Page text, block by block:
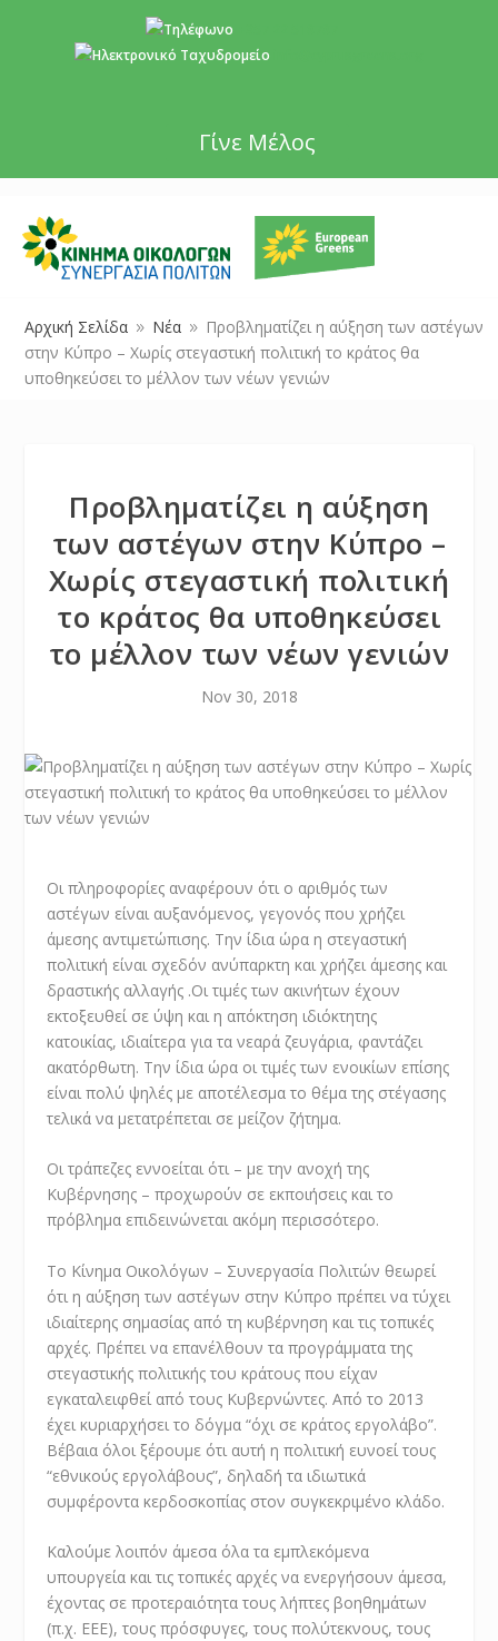
Γίνε Μέλος
Αρχική Σελίδα 9 Νέα 9
Προβληματίζει η αύξηση των αστέγων
στην Κύπρο – Χωρίς στεγαστική πολιτική το κράτος θα
υποθηκεύσει το μέλλον των νέων γενιών
Προβληματίζει η αύξηση
των αστέγων στην Κύπρο –
Χωρίς στεγαστική πολιτική
το κράτος θα υποθηκεύσει
το μέλλον των νέων γενιών
Nov 30, 2018
Οι πληροφορίες αναφέρουν ότι ο αριθμός των
αστέγων είναι αυξανόμενος, γεγονός που χρήζει
άμεσης αντιμετώπισης. Την ίδια ώρα η στεγαστική
πολιτική είναι σχεδόν ανύπαρκτη και χρήζει άμεσης και
δραστικής αλλαγής .Οι τιμές των ακινήτων έχουν
εκτοξευθεί σε ύψη και η απόκτηση ιδιόκτητης
κατοικίας, ιδιαίτερα για τα νεαρά ζευγάρια, φαντάζει
ακατόρθωτη. Την ίδια ώρα οι τιμές των ενοικίων επίσης
είναι πολύ ψηλές με αποτέλεσμα το θέμα της στέγασης
τελικά να μετατρέπεται σε μείζον ζήτημα.
Οι τράπεζες εννοείται ότι – με την ανοχή της
Κυβέρνησης – προχωρούν σε εκποιήσεις και το
πρόβλημα επιδεινώνεται ακόμη περισσότερο.
Το Κίνημα Οικολόγων – Συνεργασία Πολιτών θεωρεί
ότι η αύξηση των αστέγων στην Κύπρο πρέπει να τύχει
ιδιαίτερης σημασίας από τη κυβέρνηση και τις τοπικές
αρχές. Πρέπει να επανέλθουν τα προγράμματα της
στεγαστικής πολιτικής του κράτους που είχαν
εγκαταλειφθεί από τους Κυβερνώντες. Από το 2013
έχει κυριαρχήσει το δόγμα “όχι σε κράτος εργολάβο”.
Βέβαια όλοι ξέρουμε ότι αυτή η πολιτική ευνοεί τους
“εθνικούς εργολάβους”, δηλαδή τα ιδιωτικά
συμφέροντα κερδοσκοπίας στον συγκεκριμένο κλάδο.
Καλούμε λοιπόν άμεσα όλα τα εμπλεκόμενα
υπουργεία και τις τοπικές αρχές να ενεργήσουν άμεσα,
έχοντας σε προτεραιότητα τους λήπτες βοηθημάτων
(π.χ. ΕΕΕ), τους πρόσφυγες, τους πολύτεκνους, τους